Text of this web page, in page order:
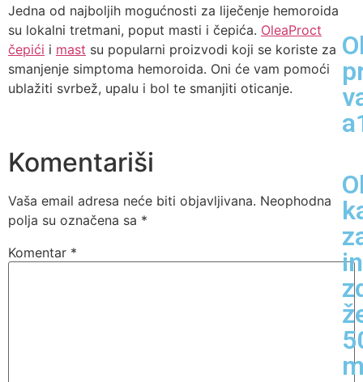
Jedna od najboljih mogućnosti za liječenje hemoroida
su lokalni tretmani, poput masti i čepića. OleaProct
čepići i mast su popularni proizvodi koji se koriste za
smanjenje simptoma hemoroida. Oni će vam pomoći
ublažiti svrbež, upalu i bol te smanjiti oticanje.
Komentariši
Vaša email adresa neće biti objavljivana. Neophodna
polja su označena sa *
Komentar *